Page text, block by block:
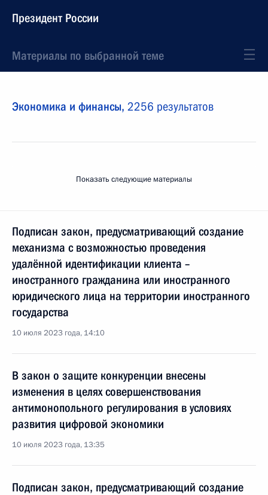
Президент России
Материалы по выбранной теме
Экономика и финансы, 2256 результатов
Показать следующие материалы
Подписан закон, предусматривающий создание
механизма с возможностью проведения
удалённой идентификации клиента –
иностранного гражданина или иностранного
юридического лица на территории иностранного
государства
10 июля 2023 года, 14:10
В закон о защите конкуренции внесены
изменения в целях совершенствования
антимонопольного регулирования в условиях
развития цифровой экономики
10 июля 2023 года, 13:35
Подписан закон, предусматривающий создание